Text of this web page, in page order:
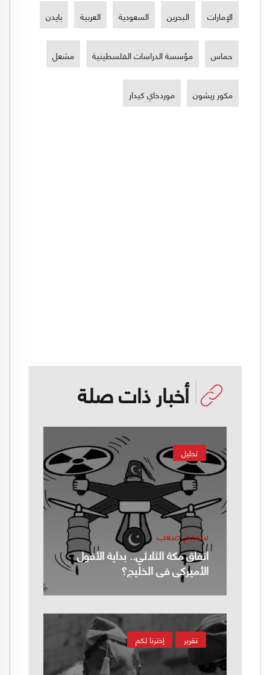
الإمارات البحرين السعودية العربية بايدن
حماس مؤسسة الدراسات الفلسطينية مشعل
مكور ريشون موردخاي كيدار
أخبار ذات صلة
تحليل
سميح صعب
اتفاق مكة الثلاثي.. بداية الأفول
الأميركي في الخليج؟
إخترنا لكم تقرير